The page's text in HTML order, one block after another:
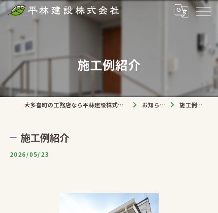
施工例紹介
大多喜町の工務店なら平林建設株式会社 お知らせ 施工例紹介
施工例紹介
2026/05/23